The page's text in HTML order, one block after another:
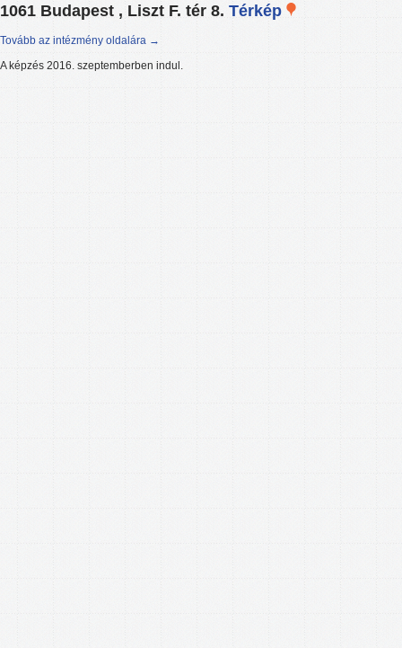
1061 Budapest , Liszt F. tér 8. Térkép
Tovább az intézmény oldalára →
A képzés 2016. szeptemberben indul.